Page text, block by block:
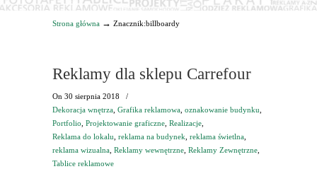
Strona główna → Znacznik:billboardy
Reklamy dla sklepu Carrefour
On 30 sierpnia 2018
/
Dekoracja wnętrza Grafika reklamowa oznakowanie budynku
Portfolio Projektowanie graficzne Realizacje
Reklama do lokalu reklama na budynek reklama świetlna
reklama wizualna Reklamy wewnętrzne Reklamy Zewnętrzne
Tablice reklamowe